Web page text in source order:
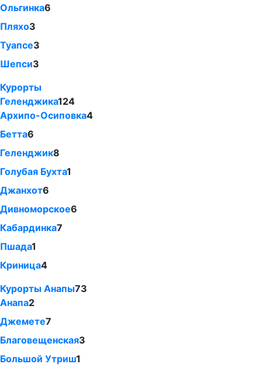
Ольгинка6
Пляхо3
Туапсе3
Шепси3
Курорты
Геленджика124
Архипо-Осиповка4
Бетта6
Геленджик8
Голубая Бухта1
Джанхот6
Дивноморское6
Кабардинка7
Пшада1
Криница4
Курорты Анапы73
Анапа2
Джемете7
Благовещенская3
Большой Утриш1